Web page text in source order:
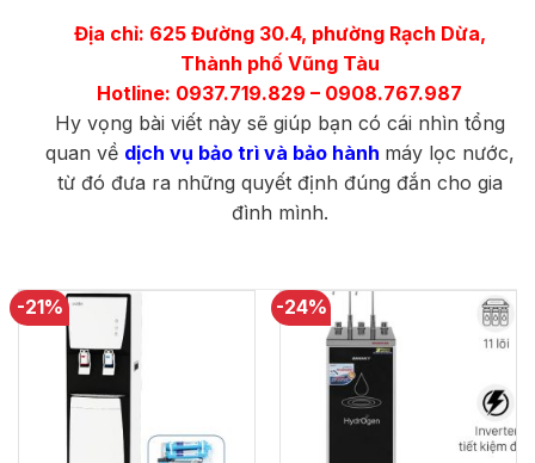
Địa chỉ: 625 Đường 30.4, phường Rạch Dừa,
Thành phố Vũng Tàu
Hotline: 0937.719.829 – 0908.767.987
Hy vọng bài viết này sẽ giúp bạn có cái nhìn tổng
quan về dịch vụ bảo trì và bảo hành máy lọc nước,
từ đó đưa ra những quyết định đúng đắn cho gia
đình mình.
-21% -24%